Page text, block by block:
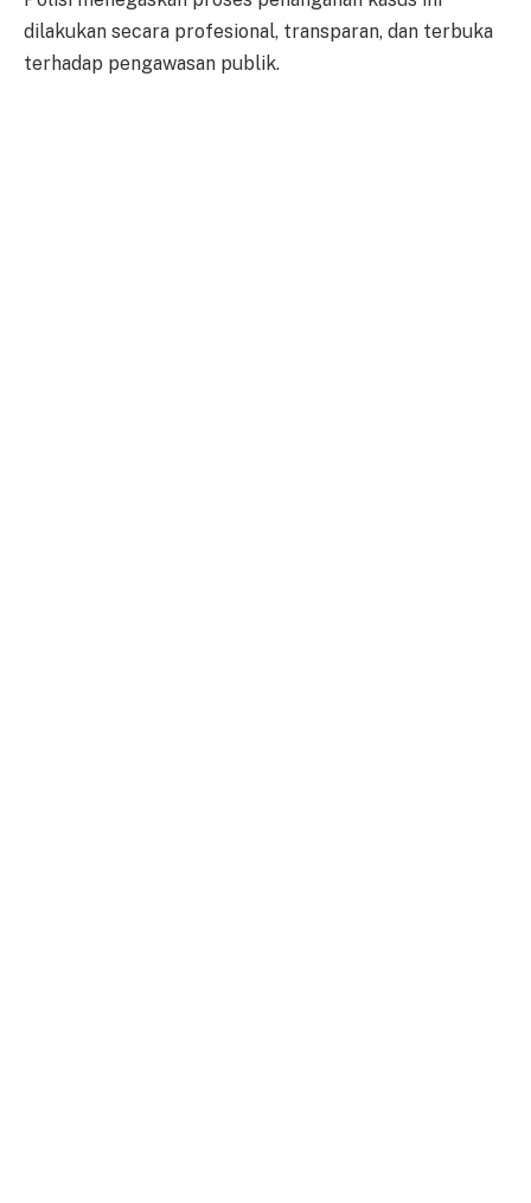
dilakukan secara profesional, transparan, dan terbuka
terhadap pengawasan publik.